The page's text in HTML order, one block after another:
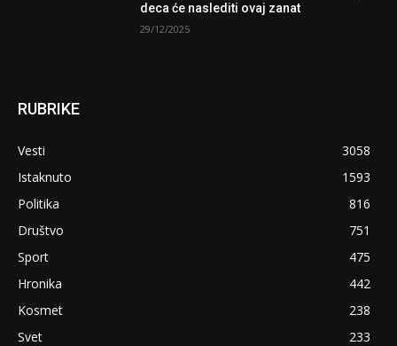
deca će naslediti ovaj zanat
29/12/2025
RUBRIKE
Vesti
3058
Istaknuto
1593
Politika
816
Društvo
751
Sport
475
Hronika
442
Kosmet
238
Svet
233